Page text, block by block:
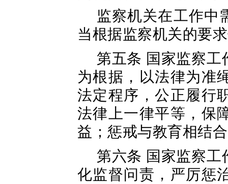
监察机关在工作中
当根据监察机关的要
第五条 国家监察
为根据，以法律为准
法定程序，公正履行
法律上一律平等，保
益；惩戒与教育相结
第六条 国家监察
化监督问责，严厉惩